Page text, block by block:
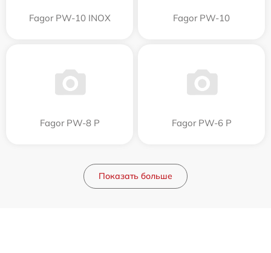
Fagor PW-10 INOX Fagor PW-10
Fagor PW-8 P Fagor PW-6 P
Показать больше